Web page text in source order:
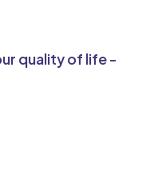
quality of life -